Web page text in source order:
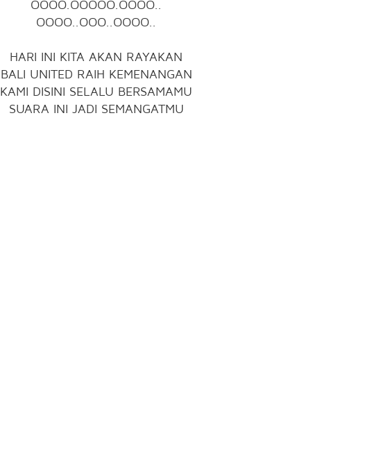
OOOO.OOOOO.OOOO..
OOOO..OOO..OOOO..
HARI INI KITA AKAN RAYAKAN
BALI UNITED RAIH KEMENANGAN
KAMI DISINI SELALU BERSAMAMU
SUARA INI JADI SEMANGATMU